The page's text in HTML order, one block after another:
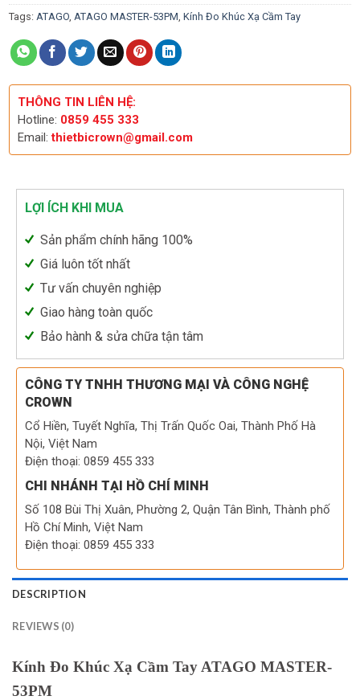
Tags: ATAGO, ATAGO MASTER-53PM, Kính Đo Khúc Xạ Cầm Tay
THÔNG TIN LIÊN HỆ:
Hotline: 0859 455 333
Email:thietbicrown@gmail.com
LỢI ÍCH KHI MUA
Sản phẩm chính hãng 100%
Giá luôn tốt nhất
Tư vấn chuyên nghiệp
Giao hàng toàn quốc
Bảo hành & sửa chữa tận tâm
CÔNG TY TNHH THƯƠNG MẠI VÀ CÔNG NGHỆ
CROWN
Cổ Hiền, Tuyết Nghĩa, Thị Trấn Quốc Oai, Thành Phố Hà
Nội, Việt Nam
Điện thoại: 0859 455 333
CHI NHÁNH TẠI HỒ CHÍ MINH
Số 108 Bùi Thị Xuân, Phường 2, Quận Tân Bình, Thành phố
Hồ Chí Minh, Việt Nam
Điện thoại: 0859 455 333
DESCRIPTION
REVIEWS (0)
Kính Đo Khúc Xạ Cầm Tay ATAGO MASTER-
53PM